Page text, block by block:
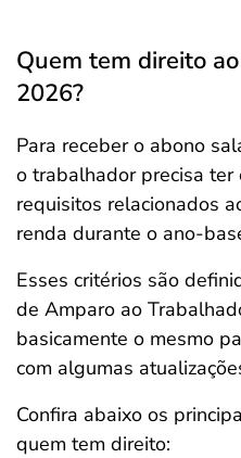
Quem tem direito
2026?
Para receber o abono
o trabalhador precisa ter
requisitos relacionados
renda durante o ano-
Esses critérios são
de Amparo ao
basicamente o mesmo
com algumas
Confira abaixo os
quem tem direito: